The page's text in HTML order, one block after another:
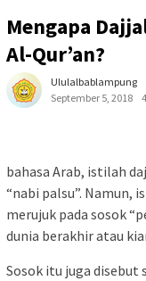
Mengapa
Al-Qur’an?
Ululalbablampung
September 5, 2018
bahasa Arab, istilah
“nabi palsu”. Namun,
merujuk pada sosok
dunia berakhir atau
Sosok itu juga disebut